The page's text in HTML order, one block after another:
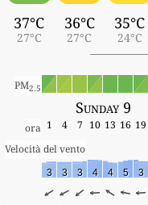
37°C
27°C
36°C
27°C
35°C
24°C
PM2.5
Sunday 9
ora 1 4 7 10 13 16 19
Velocità del vento
3 3 3 4 4 5 3